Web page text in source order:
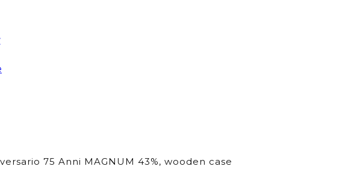
75 Anni MAGNUM 43%, wooden case